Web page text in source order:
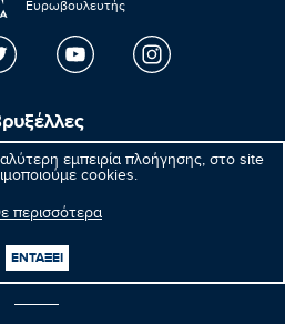
εμπειρία πλοήγησης, στο site
cookies.
περισσότερα
ΕΝΤΑΞΕΙ
Ευρωβουλευτής
Bât. Altiero Spinelli
Wiertz / Wiertzstraat 60
Bruxelles/Brussel
28 45570
28 49570